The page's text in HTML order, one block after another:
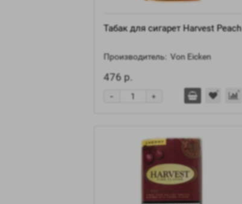
Табак для сигарет Harvest Peach
Производитель: Von Eicken
476 р.
+
-